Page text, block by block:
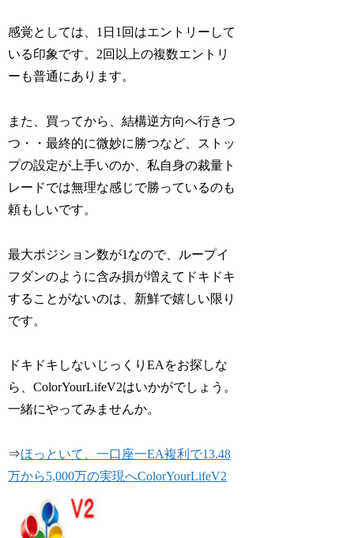
感覚としては、1日1回はエントリーして
いる印象です。2回以上の複数エントリ
ーも普通にあります。
また、買ってから、結構逆方向へ行きつ
つ・・最終的に微妙に勝つなど、ストッ
プの設定が上手いのか、私自身の裁量ト
レードでは無理な感じで勝っているのも
頼もしいです。
最大ポジション数が1なので、ループイ
フダンのように含み損が増えてドキドキ
することがないのは、新鮮で嬉しい限り
です。
ドキドキしないじっくりEAをお探しな
ら、ColorYourLifeV2はいかがでしょう。
一緒にやってみませんか。
⇒ほっといて、一口座一EA複利で13.48
万から5,000万の実現へColorYourLifeV2